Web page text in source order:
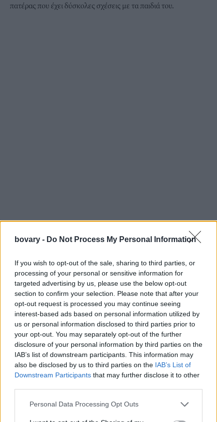
bovary - Do Not Process My Personal Information
If you wish to opt-out of the sale, sharing to third parties, or
processing of your personal or sensitive information for
targeted advertising by us, please use the below opt-out
section to confirm your selection. Please note that after your
opt-out request is processed you may continue seeing
interest-based ads based on personal information utilized by
us or personal information disclosed to third parties prior to
your opt-out. You may separately opt-out of the further
disclosure of your personal information by third parties on the
IAB’s list of downstream participants. This information may
also be disclosed by us to third parties on the IAB’s List of
Downstream Participants that may further disclose it to other
Personal Data Processing Opt Outs
πατέρας που έχει δύσκολες σχέσεις με τα παιδιά του.
»Παίζω τον κακό; Μ’ ενδιέφερε η αμφισημία στον ρόλο του
Δρακούλη, στο “Από ήλιο σε ήλιο”. Είχε ερωτευτεί τη γυναίκα
του, αγαπάει την κόρη του, αλλά μην ξεχνάμε και την εποχή που
εξελίσσεται η ιστορία. Όλες αυτές οι σειρές ξεκίνησαν απ’ τον
«Έρωτα φυγά», όπου είχα μια πολύ καλή σχέση με τον Πάνο
Παπαχατζή, τον παραγωγό (και τους Αργοναύτες). Εκεί
μέγιστα, με πολύ σπαρτιάτικες συνθήκες. Και στα τρία σήριαλ